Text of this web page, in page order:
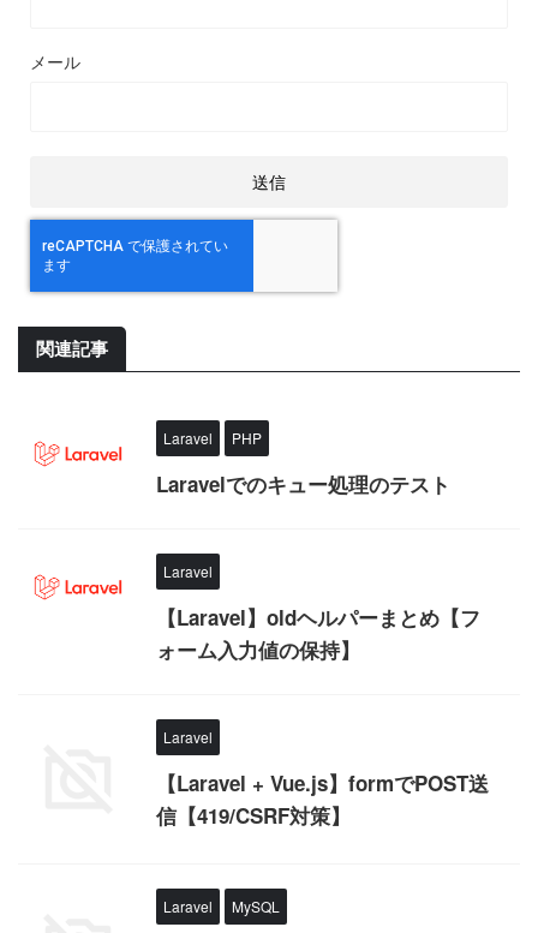
メール
関連記事
Laravel PHP
Laravelでのキュー処理のテスト
Laravel
【Laravel】oldヘルパーまとめ【フ
ォーム入力値の保持】
Laravel
【Laravel + Vue.js】formでPOST送
信【419/CSRF対策】
Laravel MySQL